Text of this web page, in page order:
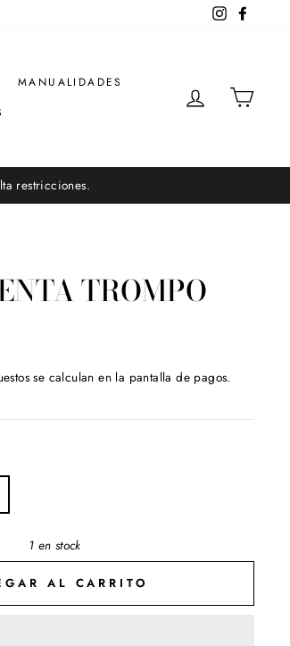
Instagram
MANUALIDADES
INGRESAR
restricciones.
TROMPO
se calculan en la pantalla de pagos.
1 en stock
AL CARRITO